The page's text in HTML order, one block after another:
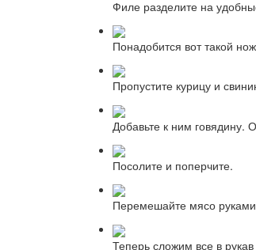
Филе разделите на
Понадобится вот такой
Пропустите курицу и
Добавьте к ним
Посолите и поперчите.
Перемешайте мясо руками
Теперь сложим все в